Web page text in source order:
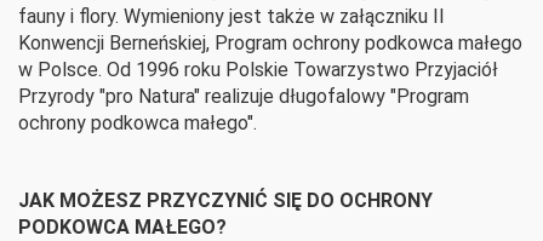
fauny i flory. Wymieniony jest także w załączniku II
Konwencji Berneńskiej, Program ochrony podkowca małego
w Polsce. Od 1996 roku Polskie Towarzystwo Przyjaciół
Przyrody "pro Natura" realizuje długofalowy "Program
ochrony podkowca małego".
JAK MOŻESZ PRZYCZYNIĆ SIĘ DO OCHRONY
PODKOWCA MAŁEGO?